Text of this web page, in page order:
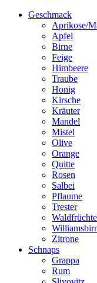
Geschmack
Aprikose/
Apfel
Birne
Feige
Himbeere
Traube
Honig
Kirsche
Kräuter
Mandel
Mistel
Olive
Orange
Quitte
Rosen
Salbei
Pflaume
Trester
Waldfrüchte
Zitrone
Schnaps
Grappa
Rum